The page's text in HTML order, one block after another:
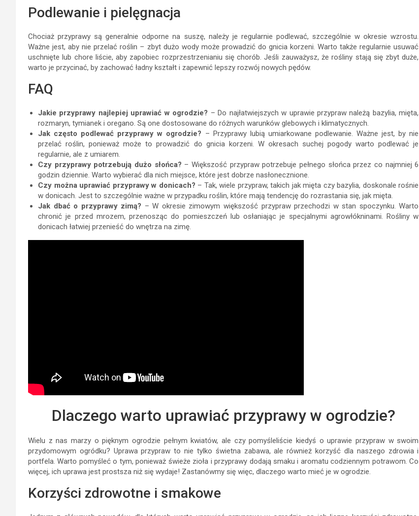
Podlewanie i pielęgnacja
Chociaż przyprawy są generalnie odporne na suszę, należy je regularnie podlewać, szczególnie w okresie wzrostu.
Ważne jest, aby nie przelać roślin – zbyt dużo wody może prowadzić do gnicia korzeni. Warto także regularnie usuwać
uschnięte lub chore liście, aby zapobiec rozprzestrzenianiu się chorób. Jeśli zauważysz, że rośliny stają się zbyt duże,
warto je przycinać, by zachować ładny kształt i zapewnić lepszy rozwój nowych pędów.
FAQ
Jakie przyprawy najlepiej uprawiać w ogrodzie? – Do najłatwiejszych w uprawie przypraw należą bazylia, mięta,
rozmaryn, tymianek i oregano. Są one dostosowane do różnych warunków glebowych i klimatycznych.
Jak często podlewać przyprawy w ogrodzie? – Przyprawy lubią umiarkowane podlewanie. Ważne jest, by nie
przelać roślin, ponieważ może to prowadzić do gnicia korzeni. W okresach suchej pogody warto podlewać je
regularnie, ale z umiarem.
Czy przyprawy potrzebują dużo słońca? – Większość przypraw potrzebuje pełnego słońca przez co najmniej 6
godzin dziennie. Warto wybierać dla nich miejsce, które jest dobrze nasłonecznione.
Czy można uprawiać przyprawy w donicach? – Tak, wiele przypraw, takich jak mięta czy bazylia, doskonale rośnie
w donicach. Jest to szczególnie ważne w przypadku roślin, które mają tendencję do rozrastania się, jak mięta.
Jak dbać o przyprawy zimą? – W okresie zimowym większość przypraw przechodzi w stan spoczynku. Warto
chronić je przed mrozem, przenosząc do pomieszczeń lub osłaniając je specjalnymi agrowłókninami. Rośliny w
donicach łatwiej przenieść do wnętrza na zimę.
Dlaczego warto uprawiać przyprawy w ogrodzie?
Wielu z nas marzy o pięknym ogrodzie pełnym kwiatów, ale czy pomyśleliście kiedyś o uprawie przypraw w swoim
przydomowym ogródku? Uprawa przypraw to nie tylko świetna zabawa, ale również korzyść dla naszego zdrowia i
portfela. Warto pomyśleć o tym, ponieważ świeże zioła i przyprawy dodają smaku i aromatu codziennym potrawom. Co
więcej, ich uprawa jest prostsza niż się wydaje! Zastanówmy się więc, dlaczego warto mieć je w ogrodzie.
Korzyści zdrowotne i smakowe